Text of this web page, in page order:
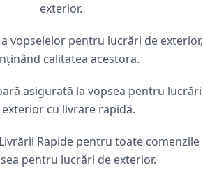
exterior.
vopselelor pentru lucrări de exterior,
calitatea acestora.
asigurată la vopsea pentru lucrări
exterior cu livrare rapidă.
Rapide pentru toate comenzile
pentru lucrări de exterior.